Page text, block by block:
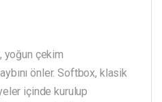
yoğun çekim
önler. Softbox, klasik
içinde kurulup